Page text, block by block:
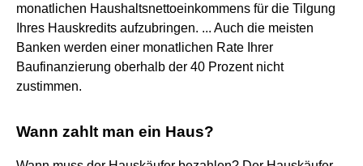
monatlichen Haushaltsnettoeinkommens für die Tilgung
Ihres Hauskredits aufzubringen. ... Auch die meisten
Banken werden einer monatlichen Rate Ihrer
Baufinanzierung oberhalb der 40 Prozent nicht
zustimmen.
Wann zahlt man ein Haus?